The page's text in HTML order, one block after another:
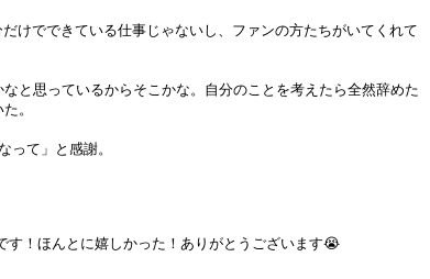
けでできている仕事じゃないし、ファンの方たちがいてくれて
と思っているからそこかな。自分のことを考えたら全然辞めた
。
って」と感謝。
！ほんとに嬉しかった！ありがとうございます😭